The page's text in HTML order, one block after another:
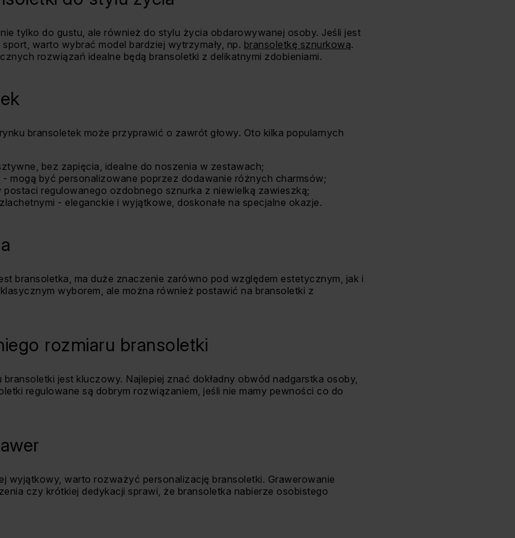
tylko do gustu, ale również do stylu życia obdarowywanej osoby. Jeśli jest
warto wybrać model bardziej wytrzymały, np. bransoletkę sznurkową.
rozwiązań idealne będą bransoletki z delikatnymi zdobieniami.
bransoletek może przyprawić o zawrót głowy. Oto kilka popularnych
bez zapięcia, idealne do noszenia w zestawach;
mogą być personalizowane poprzez dodawanie różnych charmsów;
regulowanego ozdobnego sznurka z niewielką zawieszką;
- eleganckie i wyjątkowe, doskonałe na specjalne okazje.
bransoletka, ma duże znaczenie zarówno pod względem estetycznym, jak i
wyborem, ale można również postawić na bransoletki z
rozmiaru bransoletki
jest kluczowy. Najlepiej znać dokładny obwód nadgarstka osoby,
regulowane są dobrym rozwiązaniem, jeśli nie mamy pewności co do
wyjątkowy, warto rozważyć personalizację bransoletki. Grawerowanie
czy krótkiej dedykacji sprawi, że bransoletka nabierze osobistego